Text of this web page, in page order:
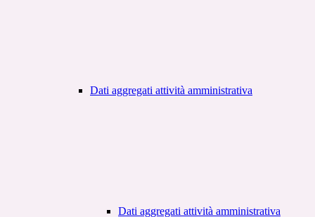
Dati aggregati attività amministrativa
Dati aggregati attività amministrativa